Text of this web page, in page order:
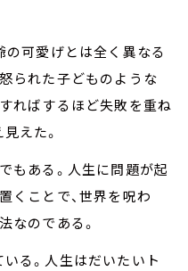
の可愛げとは全く異なる
られた子どものような
ればするほど失敗を重ね
えた。
もある。人生に問題が起
くことで、世界を呪わ
なのである。
る。人生はだいたいト